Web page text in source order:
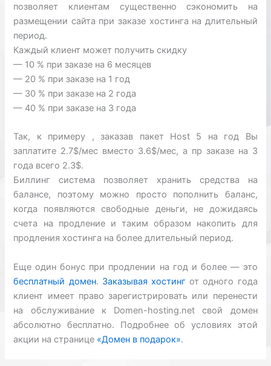
позволяет клиентам существенно сэкономить на
размещении сайта при заказе хостинга на длительный
период.
Каждый клиент может получить скидку
— 10 % при заказе на 6 месяцев
— 20 % при заказе на 1 год
— 30 % при заказе на 2 года
— 40 % при заказе на 3 года
Так, к примеру , заказав пакет Host 5 на год Вы
заплатите 2.7$/мес вместо 3.6$/мес, а пр заказе на 3
года всего 2.3$.
Биллинг система позволяет хранить средства на
балансе, поэтому можно просто пополнить баланс,
когда появляются свободные деньги, не дожидаясь
счета на продление и таким образом накопить для
продления хостинга на более длительный период.
Еще один бонус при продлении на год и более — это
бесплатный домен. Заказывая хостинг от одного года
клиент имеет право зарегистрировать или перенести
на обслуживание к Domen-hosting.net свой домен
абсолютно бесплатно. Подробнее об условиях этой
акции на странице «Домен в подарок».